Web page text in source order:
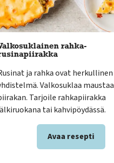
rahka-
ja rahka ovat herkullinen
Valkosuklaa maustaa
Tarjoile rahkapiirakka
tai kahvipöydässä.
Avaa resepti